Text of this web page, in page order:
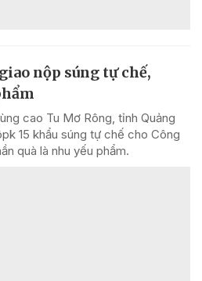
nộp súng tự chế,
cao Tu Mơ Rông, tỉnh Quảng
15 khẩu súng tự chế cho Công
quà là nhu yếu phẩm.